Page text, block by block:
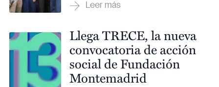
Llega TRECE, la nueva
convocatoria de acción
social de Fundación
Montemadrid